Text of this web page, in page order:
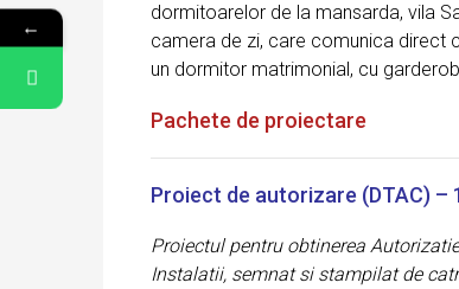
dormitoarelor de la mansarda, vila
camera de zi, care comunica direct
un dormitor matrimonial, cu
Pachete de proiectare
Proiect de autorizare (DTAC) –
Proiectul pentru obtinerea
Instalatii, semnat si stampilat de
←